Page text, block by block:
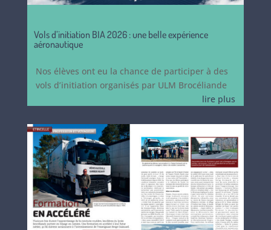
Vols d’initiation BIA 2026 : une belle expérience
aéronautique
Nos élèves ont eu la chance de participer à des
vols d’initiation organisés par ULM Brocéliande
lire plus